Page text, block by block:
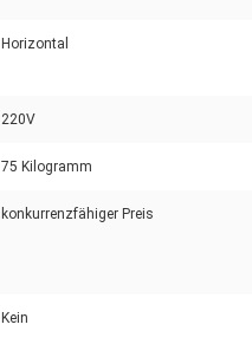
Horizontal
220V
75 Kilogramm
konkurrenzfähiger Preis
Kein